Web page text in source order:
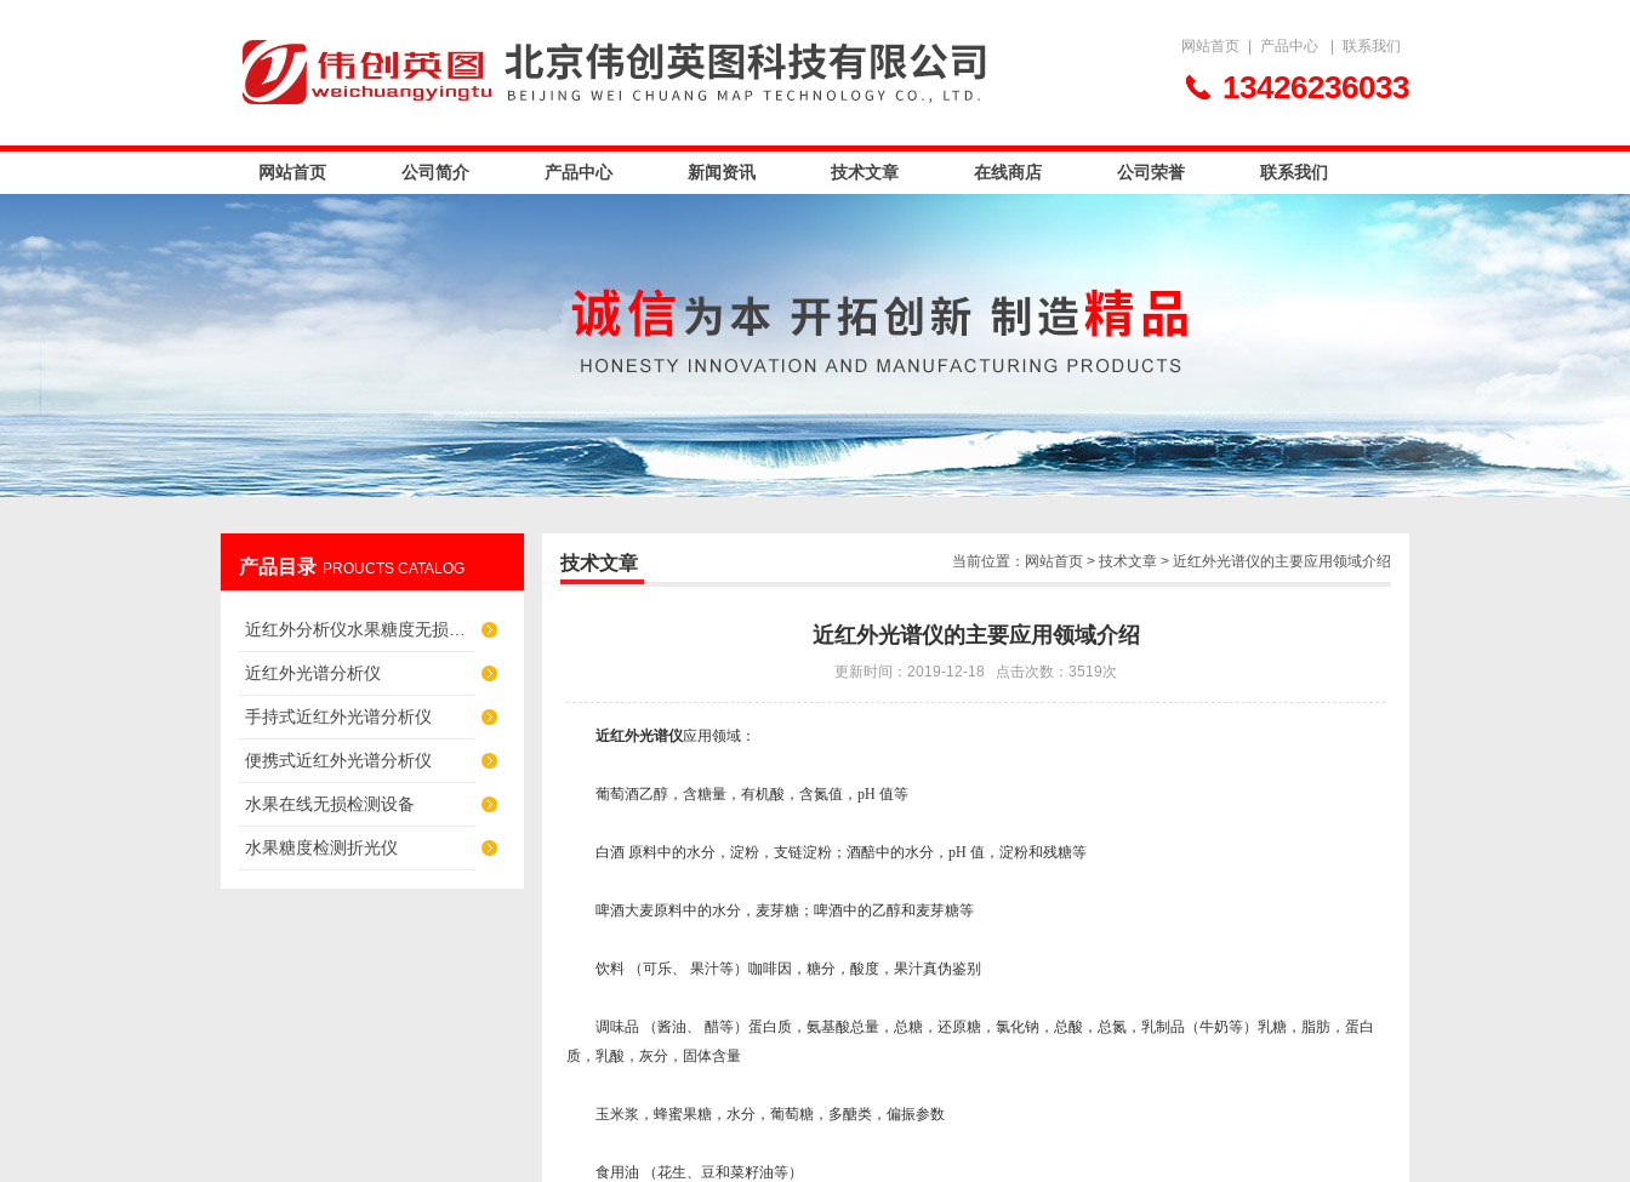
网站首页 产品中心 联系我们
13426236033
网站首页 公司简介 产品中心 新闻资讯 技术文章 在线商店 公司荣誉 联系我们
产品目录 PROUCTS CATALOG
近红外光谱分析仪
手持式近红外光谱分析仪
便携式近红外光谱分析仪
水果在线无损检测设备
水果糖度检测折光仪
当前位置： 网站首页 > 技术文章 > 近红外光谱仪的主要应用领域介绍
技术文章
近红外光谱仪的主要应用领域介绍
更新时间：2019-12-18 点击次数：3519次
近红外光谱仪应用领域：
葡萄酒乙醇，含糖量，有机酸，含氮值，pH 值等
白酒 原料中的水分，淀粉，支链淀粉；酒醅中的水分，pH 值，淀粉和残糖等
啤酒大麦原料中的水分，麦芽糖；啤酒中的乙醇和麦芽糖等
饮料 （可乐、 果汁等）咖啡因，糖分，酸度，果汁真伪鉴别
调味品 （酱油、 醋等）蛋白质，氨基酸总量，总糖，还原糖，氯化钠，总酸，总氮，乳制品（牛奶等）乳糖，脂肪，蛋白
质，乳酸，灰分，固体含量
玉米浆，蜂蜜果糖，水分，葡萄糖，多醣类，偏振参数
食用油 （花生、豆和菜籽油等）